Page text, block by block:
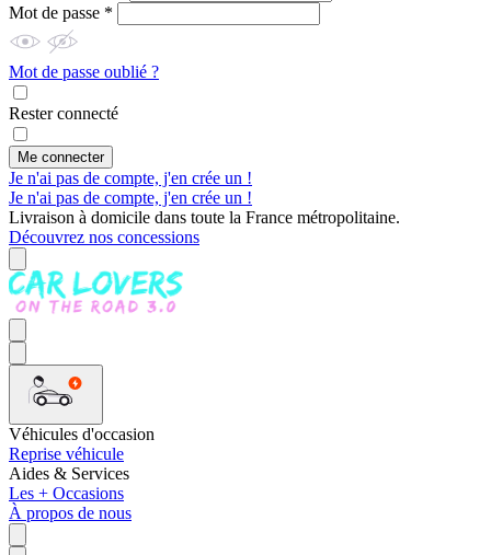
Mot de passe *
Mot de passe oublié ?
Rester connecté
Me connecter
Je n'ai pas de compte, j'en crée un !
Je n'ai pas de compte, j'en crée un !
Livraison à domicile dans toute la France métropolitaine.
Découvrez nos concessions
Véhicules d'occasion
Reprise véhicule
Aides & Services
Les + Occasions
À propos de nous